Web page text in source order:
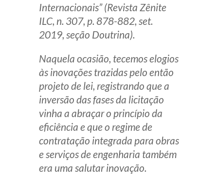
Capacitação
Zênite Online
Eventos presenciais
Zênite in Company
Diferenciais
Receba por RSS
Av. Sete de Setembro, 4698
80240-000
Internacionais” (Revista Zênite
ILC, n. 307, p. 878-882, set.
2019, seção Doutrina).
Naquela ocasião, tecemos elogios
às inovações trazidas pelo então
projeto de lei, registrando que a
inversão das fases da licitação
vinha a abraçar o princípio da
eficiência e que o regime de
contratação integrada para obras
e serviços de engenharia também
era uma salutar inovação.